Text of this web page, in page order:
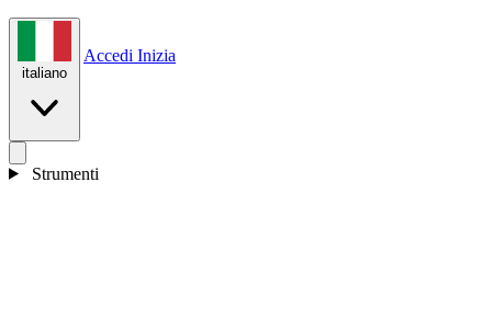
italiano
Accedi Inizia
Strumenti